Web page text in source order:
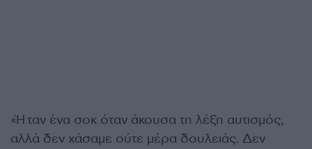
«Ήταν ένα σοκ όταν άκουσα τη λέξη αυτισμός,
αλλά δεν χάσαμε ούτε μέρα δουλειάς. Δεν